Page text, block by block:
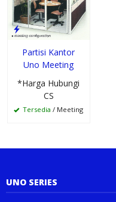
Partisi Kantor
Uno Meeting
*Harga Hubungi
CS
Tersedia / Meeting
UNO SERIES